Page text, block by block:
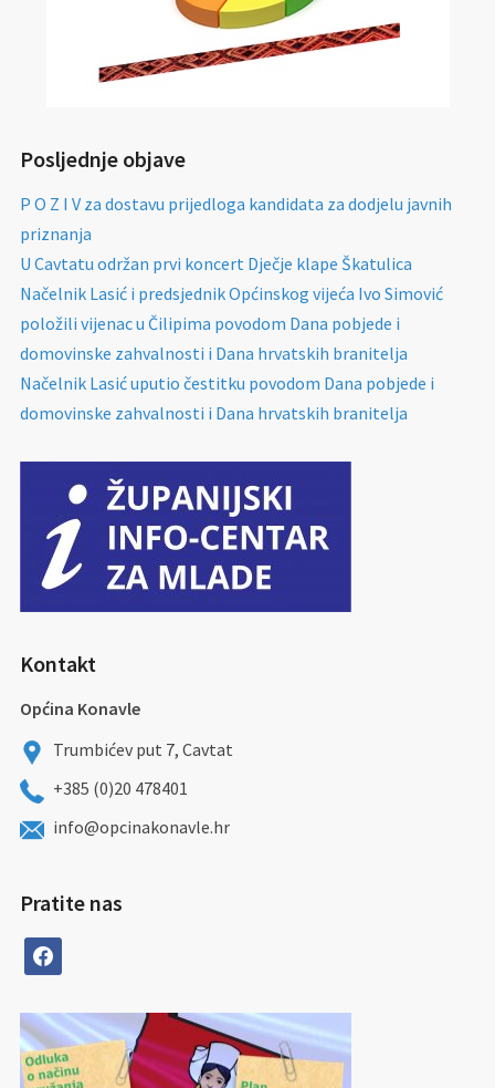
Posljednje objave
P O Z I V za dostavu prijedloga kandidata za dodjelu javnih
priznanja
U Cavtatu održan prvi koncert Dječje klape Škatulica
Načelnik Lasić i predsjednik Općinskog vijeća Ivo Simović
položili vijenac u Čilipima povodom Dana pobjede i
domovinske zahvalnosti i Dana hrvatskih branitelja
Načelnik Lasić uputio čestitku povodom Dana pobjede i
domovinske zahvalnosti i Dana hrvatskih branitelja
Kontakt
Općina Konavle
Trumbićev put 7, Cavtat
+385 (0)20 478401
info@opcinakonavle.hr
Pratite nas
facebook